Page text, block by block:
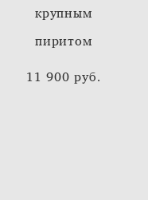
крупным
пиритом
11 900 pуб.